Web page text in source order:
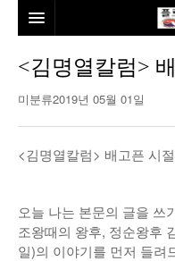
뉴스
동포
칼럼
김명열칼럼
본보특집
<김명열칼럼>
미분류2019년 05월 01일
<김명열칼럼> 배고픈 시
오늘 나는 본문의 글을 쓰
조왕때의 왕후, 정순왕후
일)의 이야기를 먼저 들려